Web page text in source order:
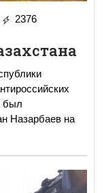
2376
был